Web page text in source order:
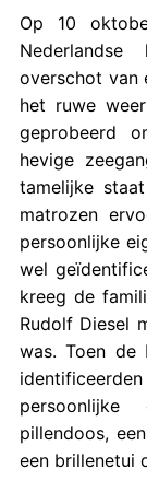
Op 10
overschot van
het ruwe
geprobeerd
hevige
tamelijke
matrozen
persoonlijke
wel
kreeg de
Rudolf Diesel
was. Toen de
pillendoos,
een brillenetui